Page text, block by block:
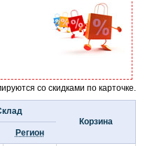
со скидками по карточке.
Корзина
Регион